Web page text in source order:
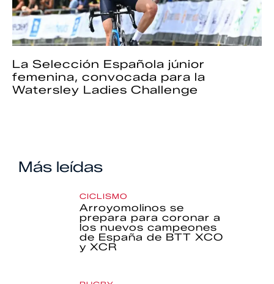
La Selección Española júnior
femenina, convocada para la
Watersley Ladies Challenge
Más leídas
CICLISMO
Arroyomolinos se
prepara para coronar a
los nuevos campeones
de España de BTT XCO
y XCR